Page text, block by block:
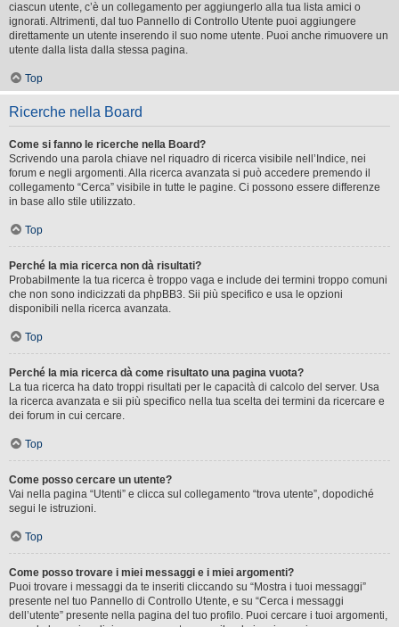
ciascun utente, c’è un collegamento per aggiungerlo alla tua lista amici o
ignorati. Altrimenti, dal tuo Pannello di Controllo Utente puoi aggiungere
direttamente un utente inserendo il suo nome utente. Puoi anche rimuovere un
utente dalla lista dalla stessa pagina.
Top
Ricerche nella Board
Come si fanno le ricerche nella Board?
Scrivendo una parola chiave nel riquadro di ricerca visibile nell’Indice, nei
forum e negli argomenti. Alla ricerca avanzata si può accedere premendo il
collegamento “Cerca” visibile in tutte le pagine. Ci possono essere differenze
in base allo stile utilizzato.
Top
Perché la mia ricerca non dà risultati?
Probabilmente la tua ricerca è troppo vaga e include dei termini troppo comuni
che non sono indicizzati da phpBB3. Sii più specifico e usa le opzioni
disponibili nella ricerca avanzata.
Top
Perché la mia ricerca dà come risultato una pagina vuota?
La tua ricerca ha dato troppi risultati per le capacità di calcolo del server. Usa
la ricerca avanzata e sii più specifico nella tua scelta dei termini da ricercare e
dei forum in cui cercare.
Top
Come posso cercare un utente?
Vai nella pagina “Utenti” e clicca sul collegamento “trova utente”, dopodiché
segui le istruzioni.
Top
Come posso trovare i miei messaggi e i miei argomenti?
Puoi trovare i messaggi da te inseriti cliccando su “Mostra i tuoi messaggi”
presente nel tuo Pannello di Controllo Utente, e su “Cerca i messaggi
dell’utente” presente nella pagina del tuo profilo. Puoi cercare i tuoi argomenti,